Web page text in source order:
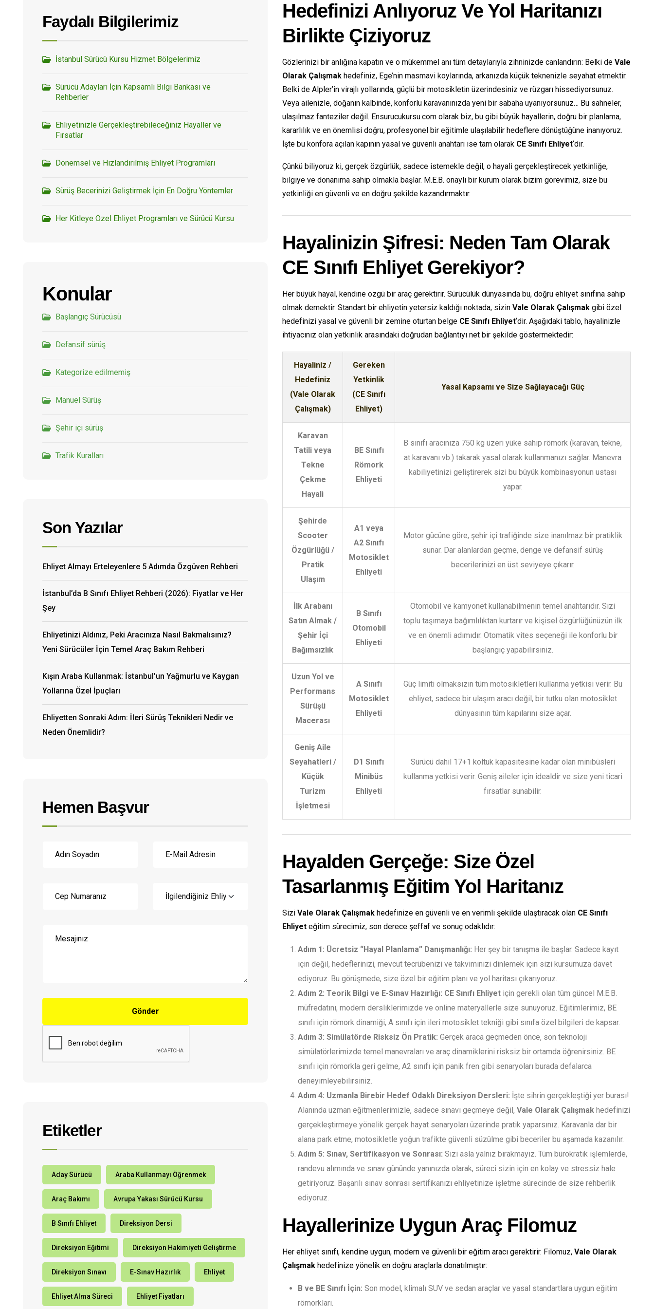
Hedefinizi Anlıyoruz Ve Yol Haritanızı
Birlikte Çiziyoruz
Gözlerinizi bir anlığına kapatın ve o mükemmel anı tüm detaylarıyla zihninizde canlandırın: Belki deVale
Olarak Çalışmak hedefiniz, Ege’nin masmavi koylarında, arkanızda küçük teknenizle seyahat etmektir.
Belki de Alpler’in virajlı yollarında, güçlü bir motosikletin üzerindesiniz ve rüzgarı hissediyorsunuz.
Veya ailenizle, doğanın kalbinde, konforlu karavanınızda yeni bir sabaha uyanıyorsunuz… Bu sahneler,
ulaşılmaz fanteziler değil. Ensurucukursu.com olarak biz, bu gibi büyük hayallerin, doğru bir planlama,
kararlılık ve en önemlisi doğru, profesyonel bir eğitimle ulaşılabilir hedeflere dönüştüğüne inanıyoruz.
İşte bu konfora açılan kapının yasal ve güvenli anahtarı ise tam olarak CE Sınıfı Ehliyet‘dir.
Çünkü biliyoruz ki, gerçek özgürlük, sadece istemekle değil, o hayali gerçekleştirecek yetkinliğe,
bilgiye ve donanıma sahip olmakla başlar. M.E.B. onaylı bir kurum olarak bizim görevimiz, size bu
yetkinliği en güvenli ve en doğru şekilde kazandırmaktır.
Hayalinizin Şifresi: Neden Tam Olarak
CE Sınıfı Ehliyet Gerekiyor?
Her büyük hayal, kendine özgü bir araç gerektirir. Sürücülük dünyasında bu, doğru ehliyet sınıfına sahip
olmak demektir. Standart bir ehliyetin yetersiz kaldığı noktada, sizinVale Olarak Çalışmak gibi özel
hedefinizi yasal ve güvenli bir zemine oturtan belge CE Sınıfı Ehliyet‘dir. Aşağıdaki tablo, hayalinizle
ihtiyacınız olan yetkinlik arasındaki doğrudan bağlantıyı net bir şekilde göstermektedir:
Hayaliniz /
Hedefiniz
(Vale Olarak
Çalışmak)
Gereken
Yetkinlik
(CE Sınıfı
Ehliyet)
Yasal Kapsamı ve Size Sağlayacağı Güç
Karavan
Tatili veya
Tekne
Çekme
Hayali
BE Sınıfı
Römork
Ehliyeti
B sınıfı aracınıza 750 kg üzeri yüke sahip römork (karavan, tekne,
at karavanı vb.) takarak yasal olarak kullanmanızı sağlar. Manevra
kabiliyetinizi geliştirerek sizi bu büyük kombinasyonun ustası
yapar.
Şehirde
Scooter
Özgürlüğü /
Pratik
Ulaşım
A1 veya
A2 Sınıfı
Motosiklet
Ehliyeti
Motor gücüne göre, şehir içi trafiğinde size inanılmaz bir pratiklik
sunar. Dar alanlardan geçme, denge ve defansif sürüş
becerilerinizi en üst seviyeye çıkarır.
İlk Arabanı
Satın Almak /
Şehir İçi
Bağımsızlık
B Sınıfı
Otomobil
Ehliyeti
Otomobil ve kamyonet kullanabilmenin temel anahtarıdır. Sizi
toplu taşımaya bağımlılıktan kurtarır ve kişisel özgürlüğünüzün ilk
ve en önemli adımıdır. Otomatik vites seçeneği ile konforlu bir
başlangıç yapabilirsiniz.
Uzun Yol ve
Performans
Sürüşü
Macerası
A Sınıfı
Motosiklet
Ehliyeti
Güç limiti olmaksızın tüm motosikletleri kullanma yetkisi verir. Bu
ehliyet, sadece bir ulaşım aracı değil, bir tutku olan motosiklet
dünyasının tüm kapılarını size açar.
Geniş Aile
Seyahatleri /
Küçük
Turizm
İşletmesi
D1 Sınıfı
Minibüs
Ehliyeti
Sürücü dahil 17+1 koltuk kapasitesine kadar olan minibüsleri
kullanma yetkisi verir. Geniş aileler için idealdir ve size yeni ticari
fırsatlar sunabilir.
Hayalden Gerçeğe: Size Özel
Tasarlanmış Eğitim Yol Haritanız
SiziVale Olarak Çalışmak hedefinize en güvenli ve en verimli şekilde ulaştıracak olan CE Sınıfı
Ehliyet eğitim sürecimiz, son derece şeffaf ve sonuç odaklıdır:
Adım 1: Ücretsiz “Hayal Planlama” Danışmanlığı: Her şey bir tanışma ile başlar. Sadece kayıt
için değil, hedeflerinizi, mevcut tecrübenizi ve takviminizi dinlemek için sizi kursumuza davet
ediyoruz. Bu görüşmede, size özel bir eğitim planı ve yol haritası çıkarıyoruz.
Adım 2: Teorik Bilgi ve E-Sınav Hazırlığı: CE Sınıfı Ehliyet için gerekli olan tüm güncel M.E.B.
müfredatını, modern dersliklerimizde ve online materyallerle size sunuyoruz. Eğitimlerimiz, BE
sınıfı için römork dinamiği, A sınıfı için ileri motosiklet tekniği gibi sınıfa özel bilgileri de kapsar.
Adım 3: Simülatörde Risksiz Ön Pratik: Gerçek araca geçmeden önce, son teknoloji
simülatörlerimizde temel manevraları ve araç dinamiklerini risksiz bir ortamda öğrenirsiniz. BE
sınıfı için römorkla geri gelme, A2 sınıfı için panik fren gibi senaryoları burada defalarca
deneyimleyebilirsiniz.
Adım 4: Uzmanla Birebir Hedef Odaklı Direksiyon Dersleri: İşte sihrin gerçekleştiği yer burası!
Alanında uzman eğitmenlerimizle, sadece sınavı geçmeye değil,Vale Olarak Çalışmak hedefinizi
gerçekleştirmeye yönelik gerçek hayat senaryoları üzerinde pratik yaparsınız. Karavanla dar bir
alana park etme, motosikletle yoğun trafikte güvenli süzülme gibi beceriler bu aşamada kazanılır.
Adım 5: Sınav, Sertifikasyon ve Sonrası: Sizi asla yalnız bırakmayız. Tüm bürokratik işlemlerde,
randevu alımında ve sınav gününde yanınızda olarak, süreci sizin için en kolay ve stressiz hale
getiriyoruz. Başarılı sınav sonrası sertifikanızı ehliyetinize işletme sürecinde de size rehberlik
ediyoruz.
Hayallerinize Uygun Araç Filomuz
Her ehliyet sınıfı, kendine uygun, modern ve güvenli bir eğitim aracı gerektirir. Filomuz,Vale Olarak
Çalışmak hedefinize yönelik en doğru araçlarla donatılmıştır:
B ve BE Sınıfı İçin: Son model, klimalı SUV ve sedan araçlar ve yasal standartlara uygun eğitim
römorkları.
Faydalı Bilgilerimiz
İstanbul Sürücü Kursu Hizmet Bölgelerimiz
Sürücü Adayları İçin Kapsamlı Bilgi Bankası ve
Rehberler
Ehliyetinizle Gerçekleştirebileceğiniz Hayaller ve
Fırsatlar
Dönemsel ve Hızlandırılmış Ehliyet Programları
Sürüş Becerinizi Geliştirmek İçin En Doğru Yöntemler
Her Kitleye Özel Ehliyet Programları ve Sürücü Kursu
Konular
Başlangıç Sürücüsü
Defansif sürüş
Kategorize edilmemiş
Manuel Sürüş
Şehir içi sürüş
Trafik Kuralları
Son Yazılar
Ehliyet Almayı Erteleyenlere 5 Adımda Özgüven Rehberi
İstanbul’da B Sınıfı Ehliyet Rehberi (2026): Fiyatlar ve Her
Şey
Ehliyetinizi Aldınız, Peki Aracınıza Nasıl Bakmalısınız?
Yeni Sürücüler İçin Temel Araç Bakım Rehberi
Kışın Araba Kullanmak: İstanbul’un Yağmurlu ve Kaygan
Yollarına Özel İpuçları
Ehliyetten Sonraki Adım: İleri Sürüş Teknikleri Nedir ve
Neden Önemlidir?
Hemen Başvur
Gönder
Etiketler
Aday Sürücü Araba Kullanmayı Öğrenmek
Araç Bakımı Avrupa Yakası Sürücü Kursu
B Sınıfı Ehliyet Direksiyon Dersi
Direksiyon Eğitimi Direksiyon Hakimiyeti Geliştirme
Direksiyon Sınavı E-Sınav Hazırlık Ehliyet
Ehliyet Alma Süreci Ehliyet Fiyatları